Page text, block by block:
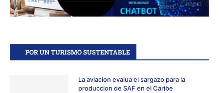
POR UN TURISMO SUSTENTABLE
La aviacion evalua el sargazo para la
produccion de SAF en el Caribe